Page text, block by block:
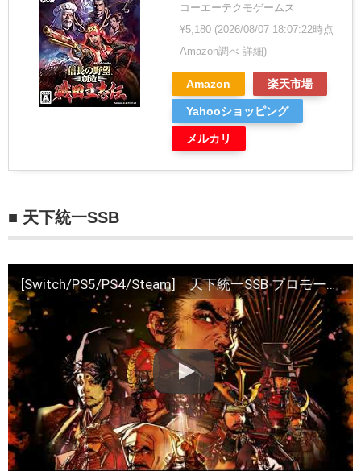
コーエーテクモゲームス
¥5,180 (2026/08/07 18:07:22時点
Amazon調べ-詳細)
Amazon 楽天市場
Yahooショッピング
メルカリ
■ 天下統一SSB
[Switch/PS5/PS4/Steam] 天下統一SSB プロモーションビデオ